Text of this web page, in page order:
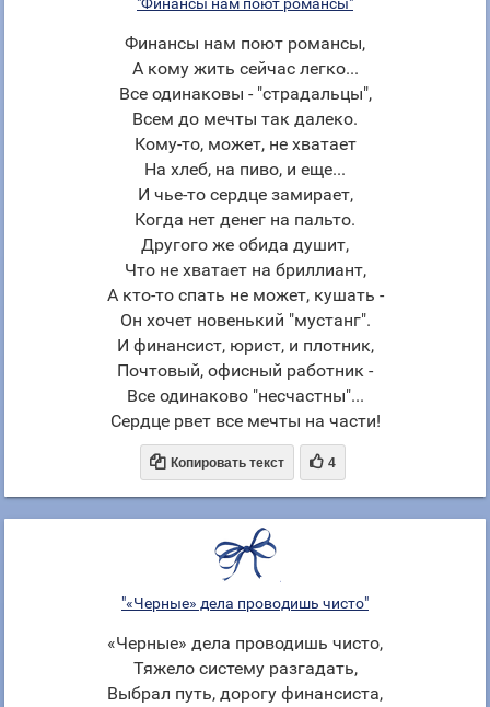
Финансы нам поют романсы,
А кому жить сейчас легко...
Все одинаковы - "страдальцы",
Всем до мечты так далеко.
Кому-то, может, не хватает
На хлеб, на пиво, и еще...
И чье-то сердце замирает,
Когда нет денег на пальто.
Другого же обида душит,
Что не хватает на бриллиант,
А кто-то спать не может, кушать -
Он хочет новенький "мустанг".
И финансист, юрист, и плотник,
Почтовый, офисный работник -
Все одинаково "несчастны"...
Сердце рвет все мечты на части!
 Копировать текст  4
"«Черные» дела проводишь чисто"
«Черные» дела проводишь чисто,
Тяжело систему разгадать,
Выбрал путь, дорогу финансиста,